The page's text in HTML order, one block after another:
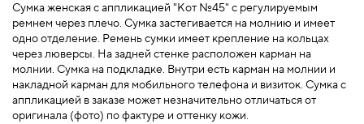
Сумка женская с аппликацией "Кот №45" с регулируемым
ремнем через плечо. Сумка застегивается на молнию и имеет
одно отделение. Ремень сумки имеет крепление на кольцах
через люверсы. На задней стенке расположен карман на
молнии. Сумка на подкладке. Внутри есть карман на молнии и
накладной карман для мобильного телефона и визиток. Сумка с
аппликацией в заказе может незначительно отличаться от
оригинала (фото) по фактуре и оттенку кожи.